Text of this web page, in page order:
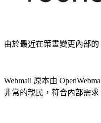
由於最近在策畫變更內部
Webmail 原本由
非常的親民，符合內部需求